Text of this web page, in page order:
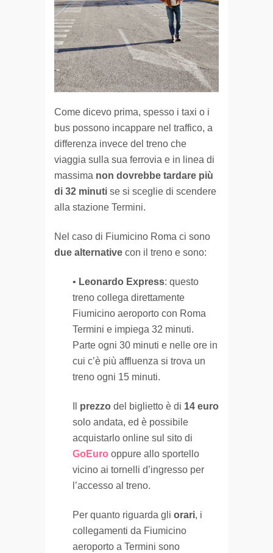
Come dicevo prima, spesso i taxi o i
bus possono incappare nel traffico, a
differenza invece del treno che
viaggia sulla sua ferrovia e in linea di
massima non dovrebbe tardare più
di 32 minuti se si sceglie di scendere
alla stazione Termini.
Nel caso di Fiumicino Roma ci sono
due alternative con il treno e sono:
• Leonardo Express: questo
treno collega direttamente
Fiumicino aeroporto con Roma
Termini e impiega 32 minuti.
Parte ogni 30 minuti e nelle ore in
cui c’è più affluenza si trova un
treno ogni 15 minuti.
prezzo del biglietto è di 14 euro
solo andata, ed è possibile
acquistarlo online sul sito di
GoEuro oppure allo sportello
vicino ai tornelli d’ingresso per
l’accesso al treno.
Per quanto riguarda gli orari, i
collegamenti da Fiumicino
aeroporto a Termini sono